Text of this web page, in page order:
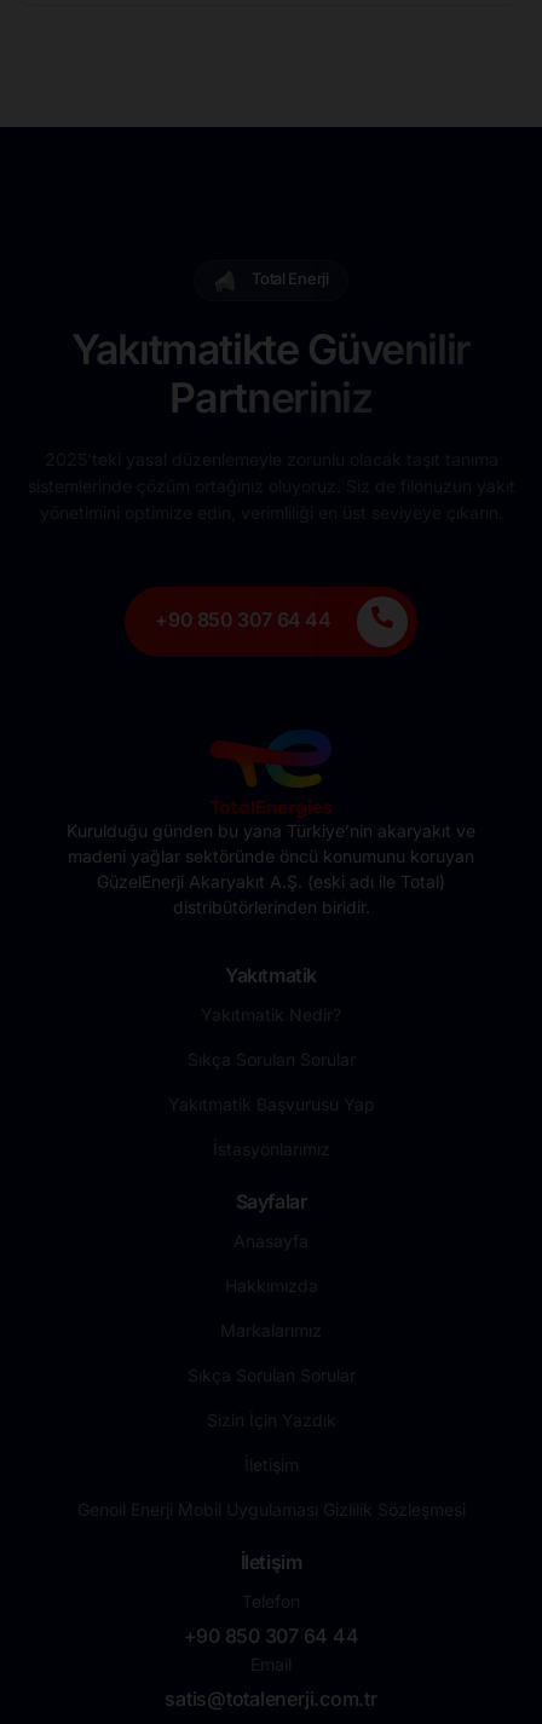
Total Enerji
Yakıtmatikte Güvenilir
Partneriniz
+90 850 307 64 44
Kurulduğu günden bu yana Türkiye’nin akaryakıt ve
madeni yağlar sektöründe öncü konumunu koruyan
GüzelEnerji Akaryakıt A.Ş. (eski adı ile Total)
distribütörlerinden biridir.
Yakıtmatik
Yakıtmatik Nedir?
Sıkça Sorulan Sorular
Yakıtmatik Başvurusu Yap
İstasyonlarımız
Sayfalar
Anasayfa
Hakkımızda
Markalarımız
Sıkça Sorulan Sorular
Sizin İçin Yazdık
İletişim
Genoil Enerji Mobil Uygulaması Gizlilik Sözleşmesi
İletişim
Telefon
+90 850 307 64 44
Email
satis@totalenerji.com.tr